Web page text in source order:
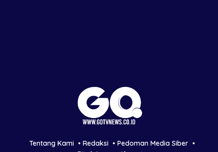
Tentang Kami Redaksi
Pedoman Media Siber